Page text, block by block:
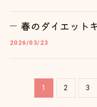
春のダイエット
2026/03/23
1 2 3